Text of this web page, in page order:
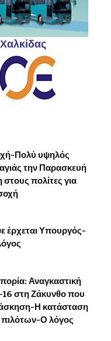
Πολύ υψηλός
την Παρασκευή
πολίτες για
έρχεται Υπουργός-
Αναγκαστική
στη Ζάκυνθο που
άσκηση-Η κατάσταση
πιλότων-Ο λόγος